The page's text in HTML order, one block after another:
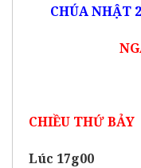
CHÚA NHẬT
CHIỀU THỨ BẢY
Lúc 17g00